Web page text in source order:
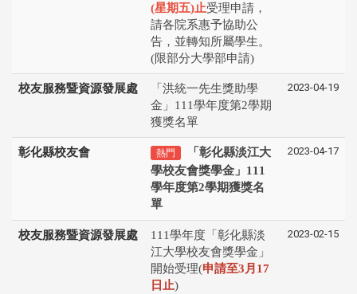
(星期五)止受理申請，
請各院系惠予協助公
告，並轉知所屬學生。
(限部分大學部申請)
校友服務暨資源發展處
「洪統一先生獎助學
金」111學年度第2學期
獲獎名單
2023-04-19
彰化縣校友會 熱門
「彰化縣淡江大
學校友會獎學金」111
學年度第2學期獲獎名
單
2023-04-17
校友服務暨資源發展處
111學年度「彰化縣淡
江⼤學校友會獎學⾦」
開始受理(申請⾄3⽉17
⽇⽌)
2023-02-15